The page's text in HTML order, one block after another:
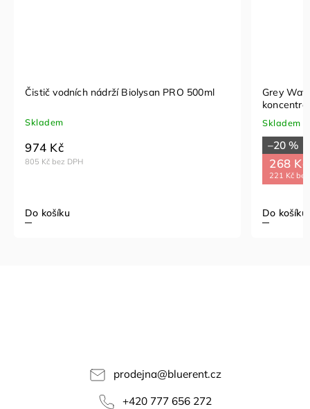
Čistič vodních nádrží Biolysan PRO 500ml
Skladem
805 Kč bez DPH
974 Kč
Do košíku
Grey
Skladem
–20 %
268 Kč
221 Kč
Do košíku
prodejna@bluerent.cz
+420 777 656 272